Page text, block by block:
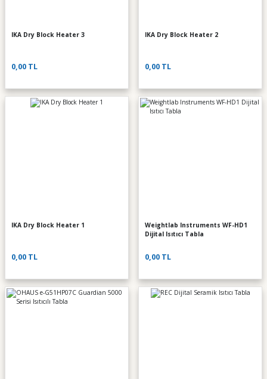
IKA Dry Block Heater 3
0,00 TL
IKA Dry Block Heater 2
0,00 TL
IKA Dry Block Heater 1
0,00 TL
Weightlab Instruments WF-HD1
Dijital Isıtıcı Tabla
0,00 TL